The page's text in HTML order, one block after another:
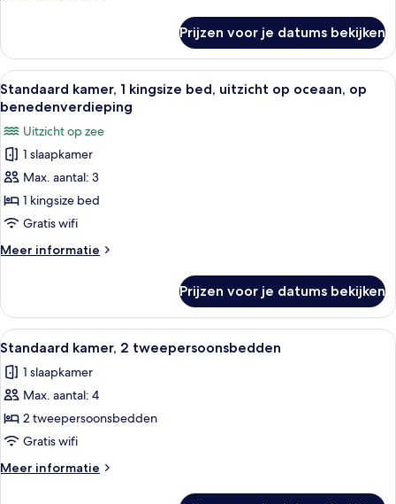
kamer,
tweepersoonsbedden,
op
benedenverdieping
Prijzen voor je datums bekijken
Alle
foto's
Standaard
kamer,
1
kingsize
bed,
uitzicht
op
op
benedenverdieping
laden
Een hotelkamer met een groot bed,
6
Standaard kamer, 1 kingsize bed, uitzicht op oceaan, op
benedenverdieping
Uitzicht op zee
1 slaapkamer
Max. aantal: 3
1 kingsize bed
Gratis wifi
Meer informatie
Meer
kamer,
kingsize
uitzicht
op
op
benedenverdieping
Prijzen voor je datums bekijken
Alle
foto's
voor
Standaard
kamer,
2
tweepersoonsbedden
laden
Een hotelkamer met twee bedden,
5
Standaard kamer, 2 tweepersoonsbedden
1 slaapkamer
Max. aantal: 4
2 tweepersoonsbedden
Gratis wifi
Meer informatie
Meer